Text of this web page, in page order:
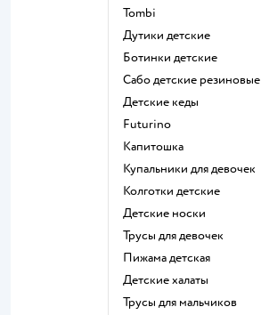
Tombi
Дутики детские
Ботинки детские
Сабо детские резиновые
Детские кеды
Futurino
Капитошка
Купальники для девочек
Колготки детские
Детские носки
Трусы для девочек
Пижама детская
Детские халаты
Трусы для мальчиков